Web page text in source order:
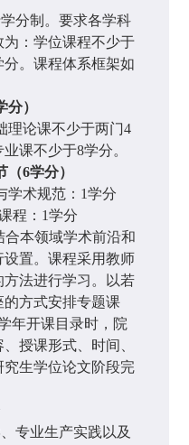
分制。要求各学科
：学位课程不少于
分。课程体系框架如
分）
理论课不少于两门4
业课不少于8学分。
（6学分）
学术规范： 1学分
程： 1学分
合本领域学术前沿和
置。课程采用教师
法进行学习。以若
方式安排专题课
年开课目录时，院
授课形式、时间、
生学位论文阶段完
专业生产实践以及